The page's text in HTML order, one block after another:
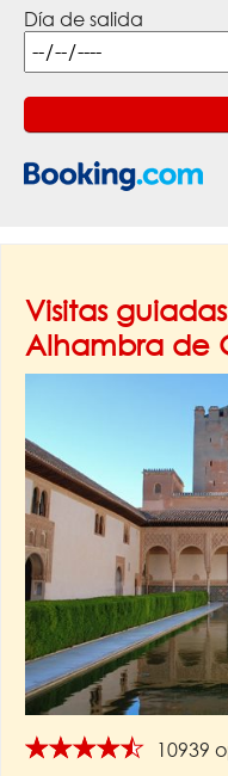
Día de salida
Visitas
Alhambra de
★★★★★ 10939